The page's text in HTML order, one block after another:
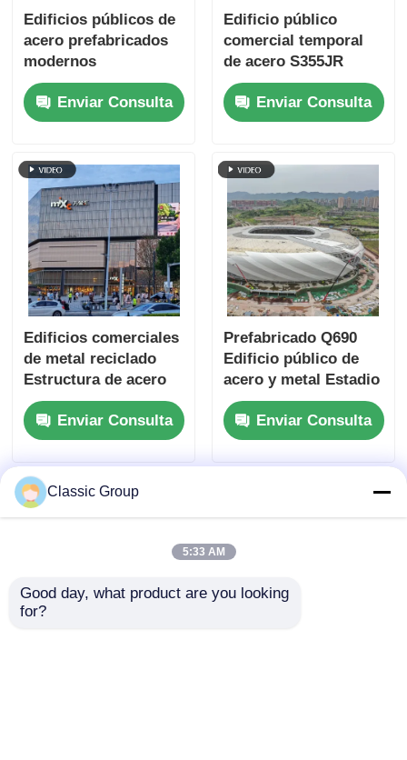
Edificios públicos de
acero prefabricados
modernos
Aeropuertos Edificios
comerciales Marco
modular
Enviar Consulta
Edificio público
comercial temporal
de acero S355JR
prefabricado a
medidaEnviar Consulta
Edificios comerciales
de metal reciclado
Estructura de acero
para centro comercial
OEM Enviar Consulta
Prefabricado Q690
Edificio público de
acero y metal Estadio
Enviar Consulta
Classic Group
5:33 AM
Good day, what product are you looking
for?